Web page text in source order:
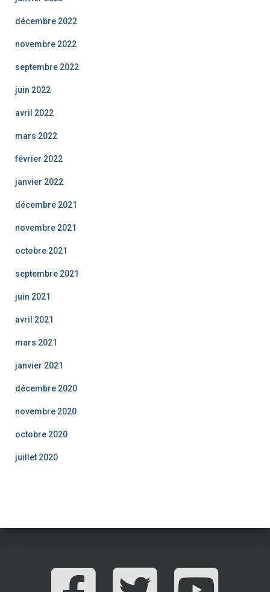
décembre 2022
novembre 2022
septembre 2022
juin 2022
avril 2022
mars 2022
février 2022
janvier 2022
décembre 2021
novembre 2021
octobre 2021
septembre 2021
juin 2021
avril 2021
mars 2021
janvier 2021
décembre 2020
novembre 2020
octobre 2020
juillet 2020